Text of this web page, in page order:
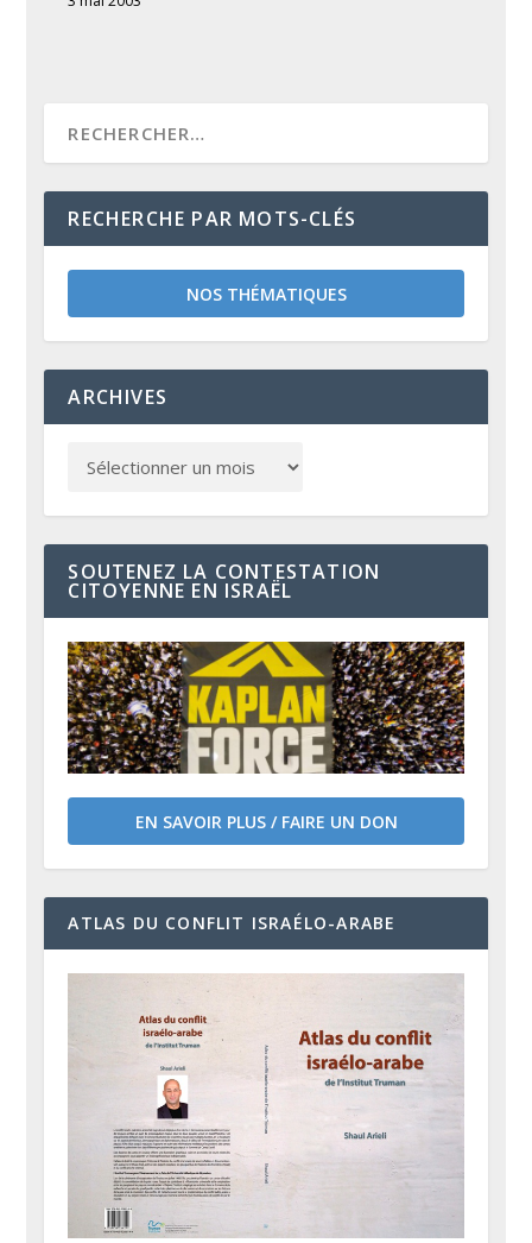
RECHERCHE PAR MOTS-CLÉS
NOS THÉMATIQUES
ARCHIVES
SOUTENEZ LA CONTESTATION
CITOYENNE EN ISRAËL
EN SAVOIR PLUS / FAIRE UN DON
ATLAS DU CONFLIT ISRAÉLO-ARABE